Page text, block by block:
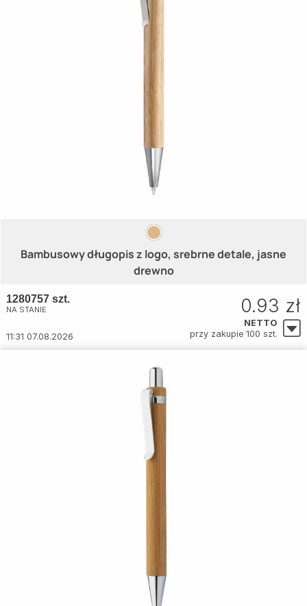
Bambusowy długopis z logo, srebrne detale, jasne
drewno
1280757 szt.
NA STANIE
11:31 07.08.2026
0.93 zł
NETTO
przy zakupie 100 szt.